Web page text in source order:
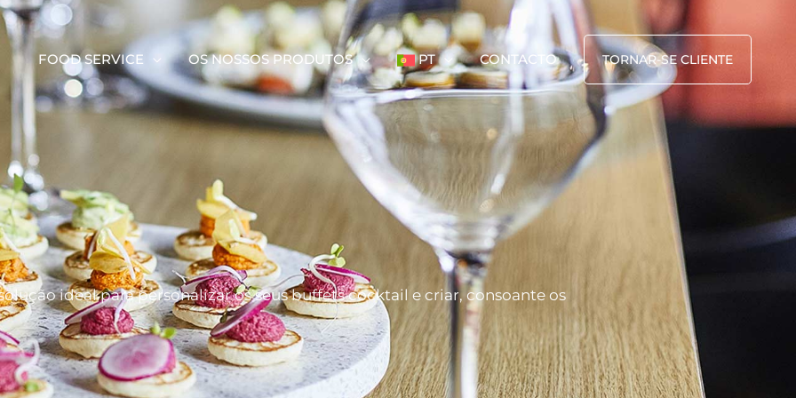
FOOD SERVICE OS NOSSOS PRODUTOS PT CONTACTO TORNAR-SE CLIENTE
ideal para personalizar os seus buffets cocktail e criar, consoante os